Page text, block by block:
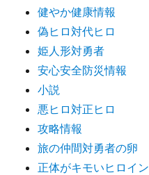
健やか健康情報
偽ヒロ対代ヒロ
姫人形対勇者
安心安全防災情報
小説
悪ヒロ対正ヒロ
攻略情報
旅の仲間対勇者の卵
正体がキモいヒロイン